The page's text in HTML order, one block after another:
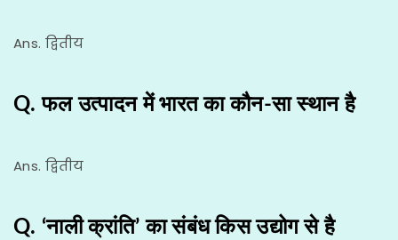
Ans. द्वितीय
Q. फल उत्पादन में भारत का कौन-सा स्थान है
Ans. द्वितीय
Q. ‘नाली क्रांति’ का संबंध किस उद्योग से है